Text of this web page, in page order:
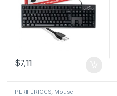
$7,11
PERIFÉRICOS Mouse